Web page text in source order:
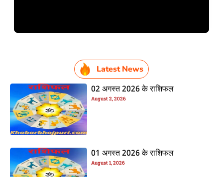
Latest News
02 अगस्त 2026 के राशिफल
August 2, 2026
01 अगस्त 2026 के राशिफल
August 1, 2026